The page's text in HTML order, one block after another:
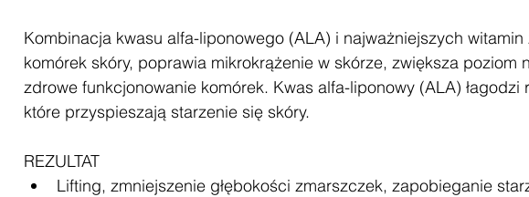
Kombinacja kwasu alfa-liponowego (ALA) i najważniejszych
komórek skóry, poprawia mikrokrążenie w skórze, zwiększa poziom
zdrowe funkcjonowanie komórek. Kwas alfa-liponowy (ALA) łagodzi
które przyspieszają starzenie się skóry.
REZULTAT
Lifting, zmniejszenie głębokości zmarszczek, zapobieganie